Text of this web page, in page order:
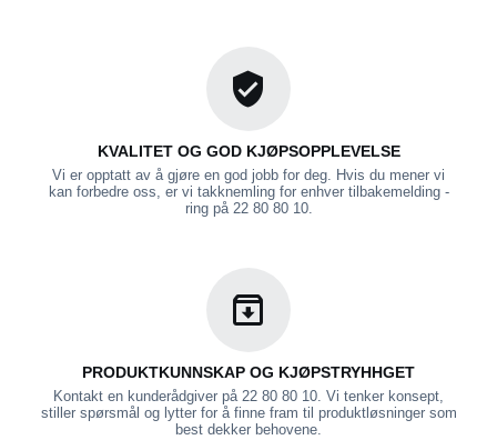
KVALITET OG GOD KJØPSOPPLEVELSE
Vi er opptatt av å gjøre en god jobb for deg. Hvis du mener vi
kan forbedre oss, er vi takknemling for enhver tilbakemelding -
ring på 22 80 80 10.
PRODUKTKUNNSKAP OG KJØPSTRYHHGET
Kontakt en kunderådgiver på 22 80 80 10. Vi tenker konsept,
stiller spørsmål og lytter for å finne fram til produktløsninger som
best dekker behovene.